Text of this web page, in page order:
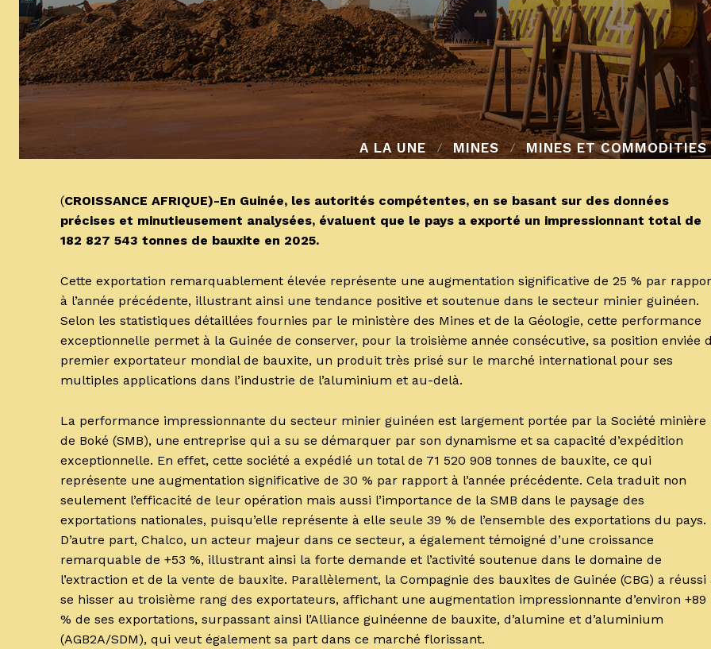
A LA UNE MINES MINES ET COMMODITIES
(CROISSANCE AFRIQUE)-En Guinée, les autorités compétentes, en se basant sur des données
précises et minutieusement analysées, évaluent que le pays a exporté un impressionnant total de
182 827 543 tonnes de bauxite en 2025.
Cette exportation remarquablement élevée représente une augmentation significative de 25 % par
à l’année précédente, illustrant ainsi une tendance positive et soutenue dans le secteur minier guinéen.
Selon les statistiques détaillées fournies par le ministère des Mines et de la Géologie, cette performance
exceptionnelle permet à la Guinée de conserver, pour la troisième année consécutive, sa position enviée
premier exportateur mondial de bauxite, un produit très prisé sur le marché international pour ses
multiples applications dans l’industrie de l’aluminium et au-delà.
La performance impressionnante du secteur minier guinéen est largement portée par la Société minière
de Boké (SMB), une entreprise qui a su se démarquer par son dynamisme et sa capacité d’expédition
exceptionnelle. En effet, cette société a expédié un total de 71 520 908 tonnes de bauxite, ce qui
représente une augmentation significative de 30 % par rapport à l’année précédente. Cela traduit non
seulement l’efficacité de leur opération mais aussi l’importance de la SMB dans le paysage des
exportations nationales, puisqu’elle représente à elle seule 39 % de l’ensemble des exportations du pays.
D’autre part, Chalco, un acteur majeur dans ce secteur, a également témoigné d’une croissance
remarquable de +53 %, illustrant ainsi la forte demande et l’activité soutenue dans le domaine de
l’extraction et de la vente de bauxite. Parallèlement, la Compagnie des bauxites de Guinée (CBG) a réussi
se hisser au troisième rang des exportateurs, affichant une augmentation impressionnante d’environ +89
% de ses exportations, surpassant ainsi l’Alliance guinéenne de bauxite, d’alumine et d’aluminium
(AGB2A/SDM), qui veut également sa part dans ce marché florissant.